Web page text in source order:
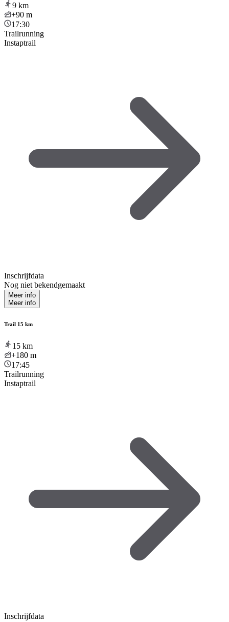
9 km
+90 m
17:30
Trailrunning
Instaptrail
Inschrijfdata
Nog niet bekendgemaakt
Meer info
Meer info
Trail 15 km
15 km
+180 m
17:45
Trailrunning
Instaptrail
Inschrijfdata